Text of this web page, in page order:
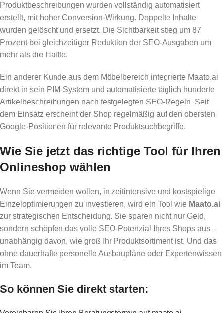
Produktbeschreibungen wurden vollständig automatisiert
erstellt, mit hoher Conversion-Wirkung. Doppelte Inhalte
wurden gelöscht und ersetzt. Die Sichtbarkeit stieg um 87
Prozent bei gleichzeitiger Reduktion der SEO-Ausgaben um
mehr als die Hälfte.
Ein anderer Kunde aus dem Möbelbereich integrierte Maato.ai
direkt in sein PIM-System und automatisierte täglich hunderte
Artikelbeschreibungen nach festgelegten SEO-Regeln. Seit
dem Einsatz erscheint der Shop regelmäßig auf den obersten
Google-Positionen für relevante Produktsuchbegriffe.
Wie Sie jetzt das richtige Tool für Ihren
Onlineshop wählen
Wenn Sie vermeiden wollen, in zeitintensive und kostspielige
Einzeloptimierungen zu investieren, wird ein Tool wie Maato.ai
zur strategischen Entscheidung. Sie sparen nicht nur Geld,
sondern schöpfen das volle SEO-Potenzial Ihres Shops aus –
unabhängig davon, wie groß Ihr Produktsortiment ist. Und das
ohne dauerhafte personelle Ausbaupläne oder Expertenwissen
im Team.
So können Sie direkt starten: